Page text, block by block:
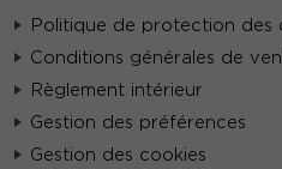
Politique de protection des
Conditions générales de
Règlement intérieur
Gestion des préférences
Gestion des cookies